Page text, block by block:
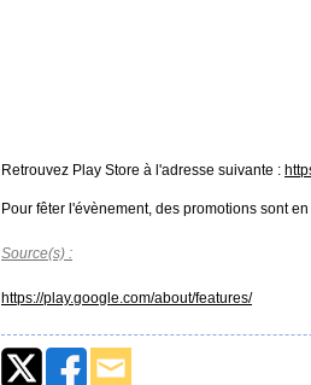
Retrouvez Play Store à l'adresse suivante :
Pour fêter l'évènement, des promotions sont
Source(s) :
https://play.google.com/about/features/